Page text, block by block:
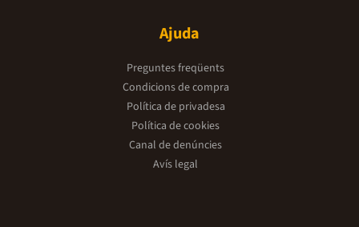
Ajuda
Preguntes freqüents
Condicions de compra
Política de privadesa
Política de cookies
Canal de denúncies
Avís legal